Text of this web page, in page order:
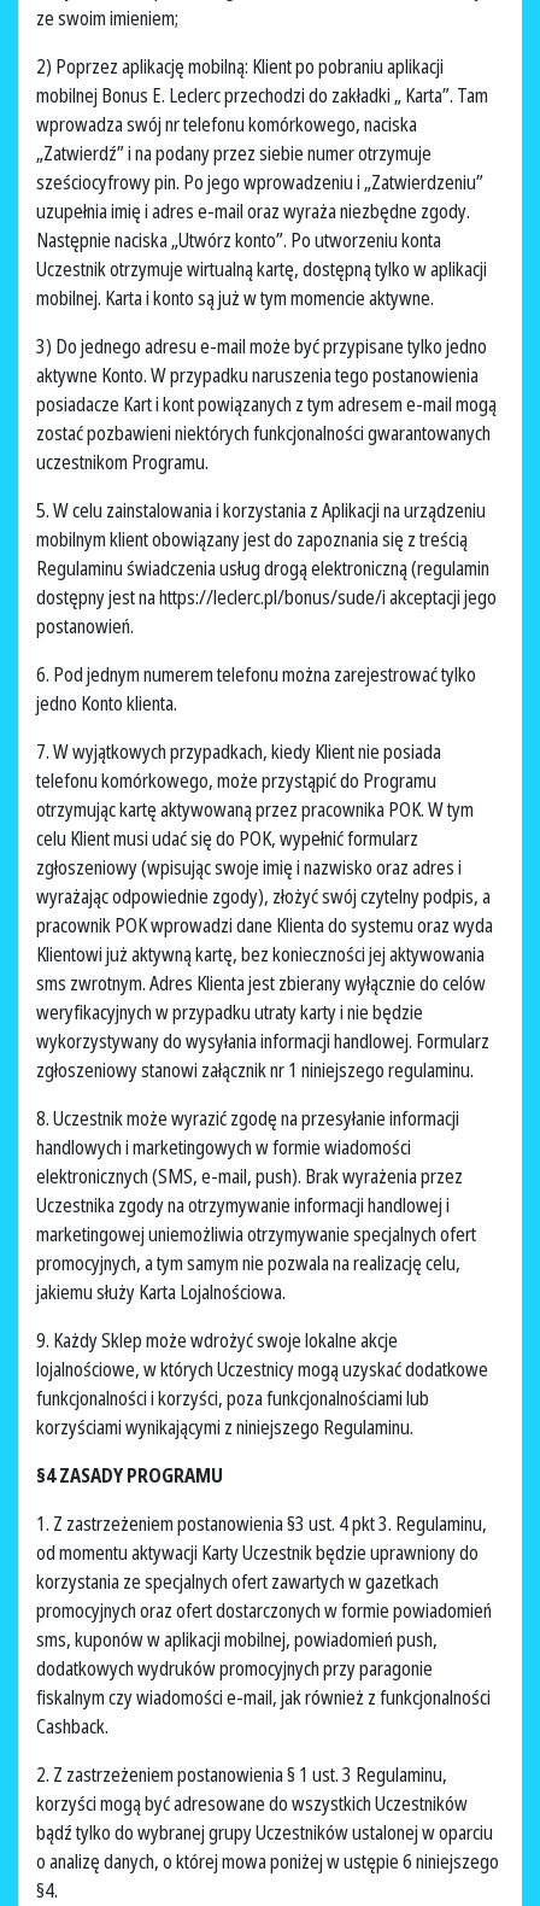
ze swoim imieniem;
2) Poprzez aplikację mobilną: Klient po pobraniu aplikacji
mobilnej Bonus E. Leclerc przechodzi do zakładki „ Karta”. Tam
wprowadza swój nr telefonu komórkowego, naciska
„Zatwierdź” i na podany przez siebie numer otrzymuje
sześciocyfrowy pin. Po jego wprowadzeniu i „Zatwierdzeniu”
uzupełnia imię i adres e-mail oraz wyraża niezbędne zgody.
Następnie naciska „Utwórz konto”. Po utworzeniu konta
Uczestnik otrzymuje wirtualną kartę, dostępną tylko w aplikacji
mobilnej. Karta i konto są już w tym momencie aktywne.
3) Do jednego adresu e-mail może być przypisane tylko jedno
aktywne Konto. W przypadku naruszenia tego postanowienia
posiadacze Kart i kont powiązanych z tym adresem e-mail mogą
zostać pozbawieni niektórych funkcjonalności gwarantowanych
uczestnikom Programu.
5. W celu zainstalowania i korzystania z Aplikacji na urządzeniu
mobilnym klient obowiązany jest do zapoznania się z treścią
Regulaminu świadczenia usług drogą elektroniczną (regulamin
dostępny jest na https://leclerc.pl/bonus/sude/i akceptacji jego
postanowień.
6. Pod jednym numerem telefonu można zarejestrować tylko
jedno Konto klienta.
7. W wyjątkowych przypadkach, kiedy Klient nie posiada
telefonu komórkowego, może przystąpić do Programu
otrzymując kartę aktywowaną przez pracownika POK. W tym
celu Klient musi udać się do POK, wypełnić formularz
zgłoszeniowy (wpisując swoje imię i nazwisko oraz adres i
wyrażając odpowiednie zgody), złożyć swój czytelny podpis, a
pracownik POK wprowadzi dane Klienta do systemu oraz wyda
Klientowi już aktywną kartę, bez konieczności jej aktywowania
sms zwrotnym. Adres Klienta jest zbierany wyłącznie do celów
weryfikacyjnych w przypadku utraty karty i nie będzie
wykorzystywany do wysyłania informacji handlowej. Formularz
zgłoszeniowy stanowi załącznik nr 1 niniejszego regulaminu.
8. Uczestnik może wyrazić zgodę na przesyłanie informacji
handlowych i marketingowych w formie wiadomości
elektronicznych (SMS, e-mail, push). Brak wyrażenia przez
Uczestnika zgody na otrzymywanie informacji handlowej i
marketingowej uniemożliwia otrzymywanie specjalnych ofert
promocyjnych, a tym samym nie pozwala na realizację celu,
jakiemu służy Karta Lojalnościowa.
9. Każdy Sklep może wdrożyć swoje lokalne akcje
lojalnościowe, w których Uczestnicy mogą uzyskać dodatkowe
funkcjonalności i korzyści, poza funkcjonalnościami lub
korzyściami wynikającymi z niniejszego Regulaminu.
§4 ZASADY PROGRAMU
1. Z zastrzeżeniem postanowienia §3 ust. 4 pkt 3. Regulaminu,
od momentu aktywacji Karty Uczestnik będzie uprawniony do
korzystania ze specjalnych ofert zawartych w gazetkach
promocyjnych oraz ofert dostarczonych w formie powiadomień
sms, kuponów w aplikacji mobilnej, powiadomień push,
dodatkowych wydruków promocyjnych przy paragonie
fiskalnym czy wiadomości e-mail, jak również z funkcjonalności
Cashback.
2. Z zastrzeżeniem postanowienia § 1 ust. 3 Regulaminu,
korzyści mogą być adresowane do wszystkich Uczestników
bądź tylko do wybranej grupy Uczestników ustalonej w oparciu
o analizę danych, o której mowa poniżej w ustępie 6 niniejszego
§4.